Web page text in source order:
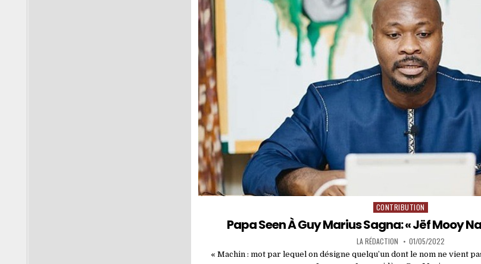
Posted
CONTRIBUTION
Papa Seen À Guy Marius Sagna: « Jëf Mooy
LA RÉDACTION 01/05/2022
« Machin : mot par lequel on désigne quelqu’un dont le nom ne vient